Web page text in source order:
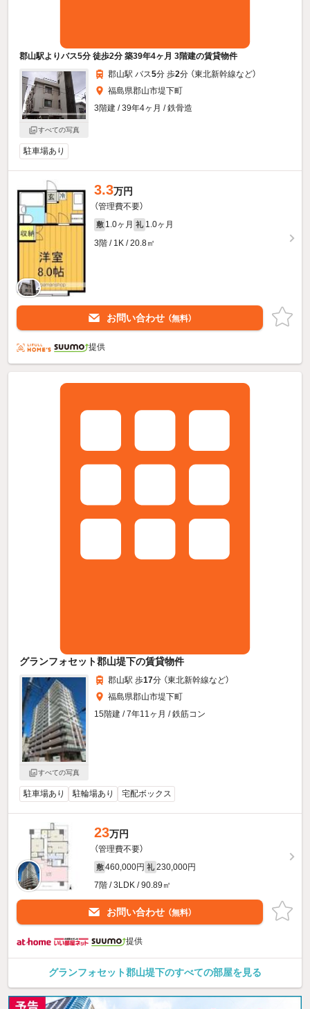
郡山駅よりバス5分 徒歩2分 築39年4ヶ月 3階建の賃貸物件
すべての写真
郡山駅 バス5分 歩2分 （東北新幹線など）
福島県郡山市堤下町
3階建 / 39年4ヶ月 / 鉄骨造
駐車場あり
3.3万円
（管理費不要）
敷 1.0ヶ月 礼 1.0ヶ月
3階 / 1K / 20.8㎡
お問い合わせ （無料）
提供
グランフォセット郡山堤下の賃貸物件
すべての写真
郡山駅 歩17分 （東北新幹線など）
福島県郡山市堤下町
15階建 / 7年11ヶ月 / 鉄筋コン
駐車場あり 駐輪場あり 宅配ボックス
23万円
（管理費不要）
敷 460,000円 礼 230,000円
7階 / 3LDK / 90.89㎡
お問い合わせ （無料）
提供
グランフォセット郡山堤下のすべての部屋を見る